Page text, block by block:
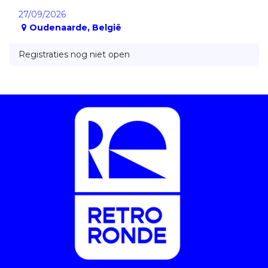
27/09/2026
Oudenaarde, België
Registraties nog niet open